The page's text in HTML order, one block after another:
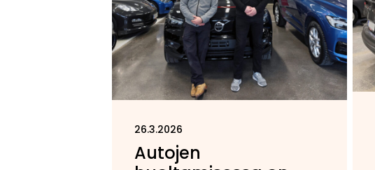
26.3.2026
Autojen